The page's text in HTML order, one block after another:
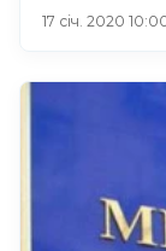
17 січ. 2020